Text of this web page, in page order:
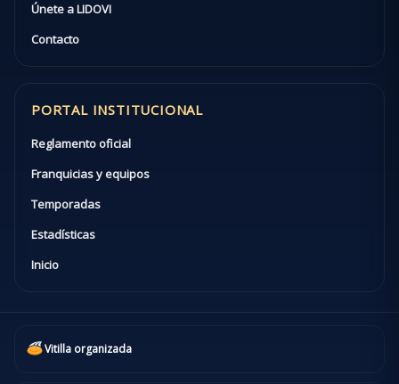
Únete a LIDOVI
Contacto
PORTAL INSTITUCIONAL
Reglamento oficial
Franquicias y equipos
Temporadas
Estadísticas
Inicio
Vitilla organizada